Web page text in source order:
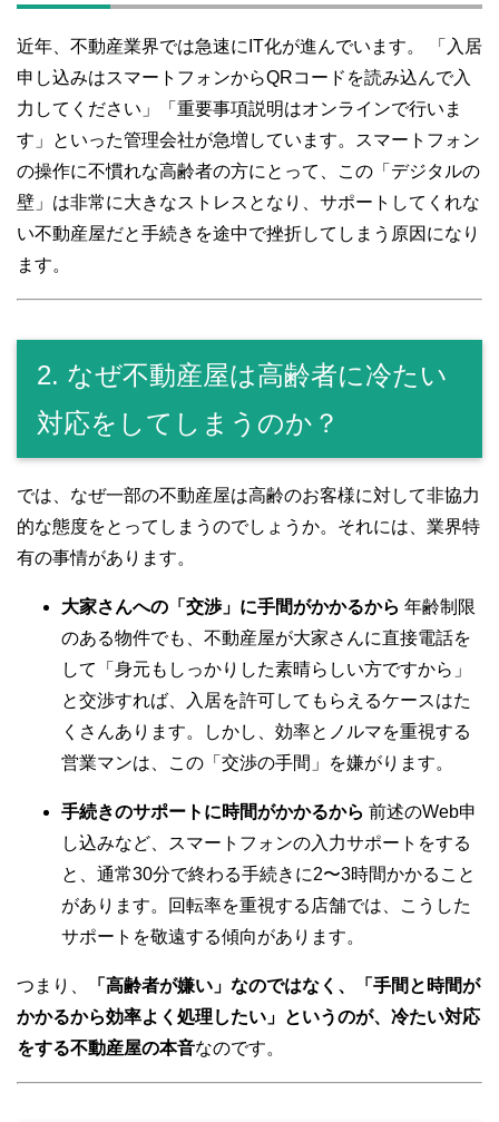
近年、不動産業界では急速にIT化が進んでいます。 「入居
申し込みはスマートフォンからQRコードを読み込んで入
力してください」「重要事項説明はオンラインで行いま
す」といった管理会社が急増しています。スマートフォン
の操作に不慣れな高齢者の方にとって、この「デジタルの
壁」は非常に大きなストレスとなり、サポートしてくれな
い不動産屋だと手続きを途中で挫折してしまう原因になり
ます。
2. なぜ不動産屋は高齢者に冷たい
対応をしてしまうのか？
では、なぜ一部の不動産屋は高齢のお客様に対して非協力
的な態度をとってしまうのでしょうか。それには、業界特
有の事情があります。
大家さんへの「交渉」に手間がかかるから 年齢制限
のある物件でも、不動産屋が大家さんに直接電話を
して「身元もしっかりした素晴らしい方ですから」
と交渉すれば、入居を許可してもらえるケースはた
くさんあります。しかし、効率とノルマを重視する
営業マンは、この「交渉の手間」を嫌がります。
手続きのサポートに時間がかかるから 前述のWeb申
し込みなど、スマートフォンの入力サポートをする
と、通常30分で終わる手続きに2〜3時間かかること
があります。回転率を重視する店舗では、こうした
サポートを敬遠する傾向があります。
つまり、
「高齢者が嫌い」なのではなく、「手間と時間が
かかるから効率よく処理したい」というのが、冷たい対応
をする不動産屋の本音なのです。